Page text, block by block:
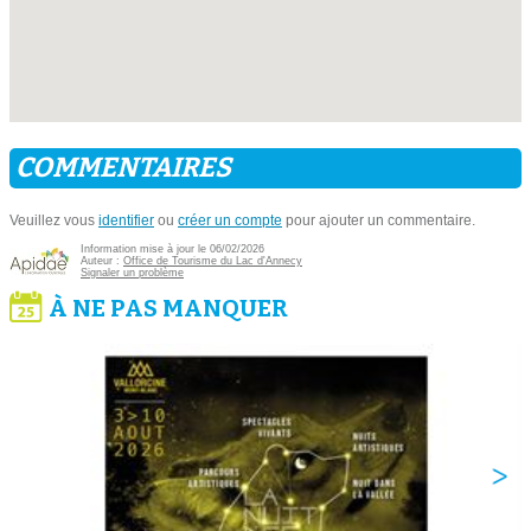
COMMENTAIRES
Veuillez vous identifier ou créer un compte pour ajouter un commentaire.
Information mise à jour le 06/02/2026
Auteur : Office de Tourisme du Lac d'Annecy
Signaler un problème
À NE PAS MANQUER